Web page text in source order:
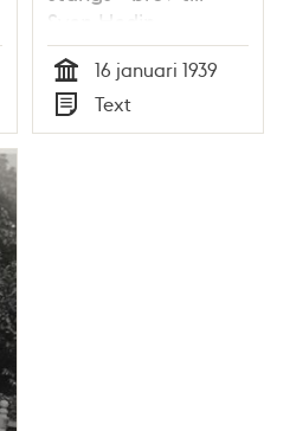
Sven Hedin
Tid
16 januari 1939
Typ
Text